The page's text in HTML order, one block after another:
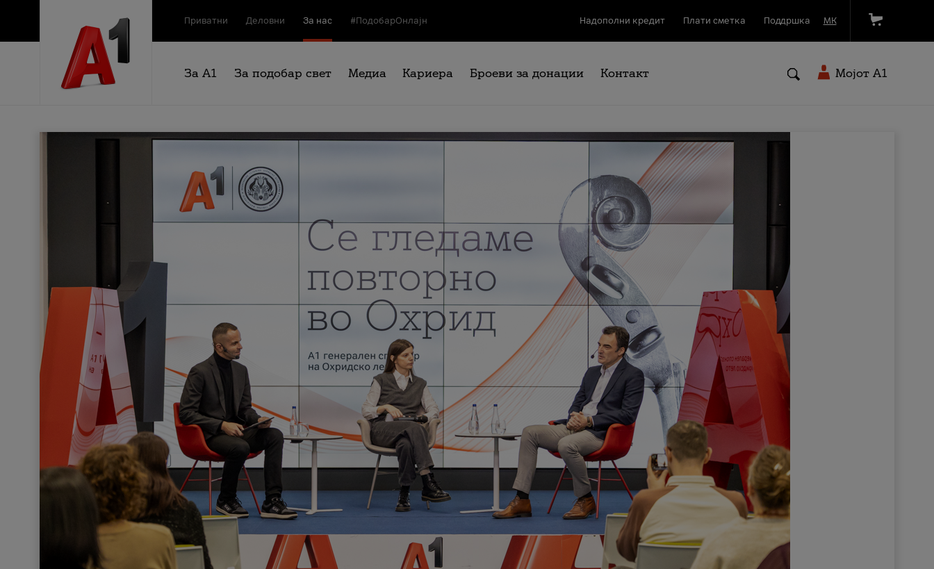
Приватни Деловни За нас #ПодобарОнлајн Надополни кредит Плати сметка Поддршка МК
За А1 За подобар свет Медиа Кариера Броеви за донации Контакт Мојот A1